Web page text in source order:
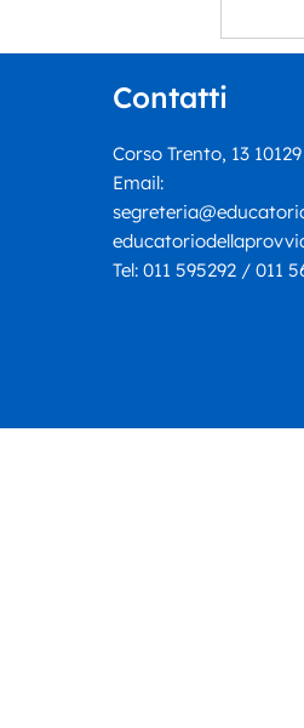
Contatti
Corso Trento, 13
Email:
Tel: 011 595292 / 011